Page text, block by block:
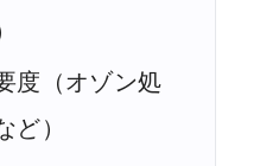
度（オゾン処
ど）